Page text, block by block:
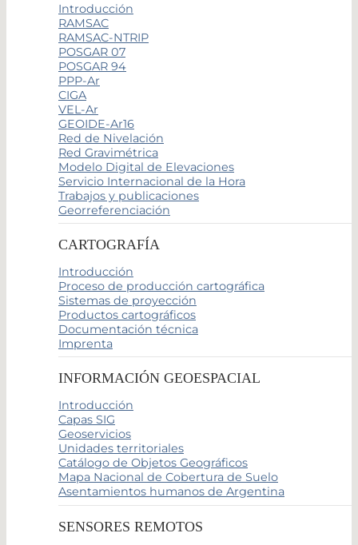
Introducción
RAMSAC
RAMSAC-NTRIP
POSGAR 07
POSGAR 94
PPP-Ar
CIGA
VEL-Ar
GEOIDE-Ar16
Red de Nivelación
Red Gravimétrica
Modelo Digital de Elevaciones
Servicio Internacional de la Hora
Trabajos y publicaciones
Georreferenciación
CARTOGRAFÍA
Introducción
Proceso de producción cartográfica
Sistemas de proyección
Productos cartográficos
Documentación técnica
Imprenta
INFORMACIÓN GEOESPACIAL
Introducción
Capas SIG
Geoservicios
Unidades territoriales
Catálogo de Objetos Geográficos
Mapa Nacional de Cobertura de Suelo
Asentamientos humanos de Argentina
SENSORES REMOTOS